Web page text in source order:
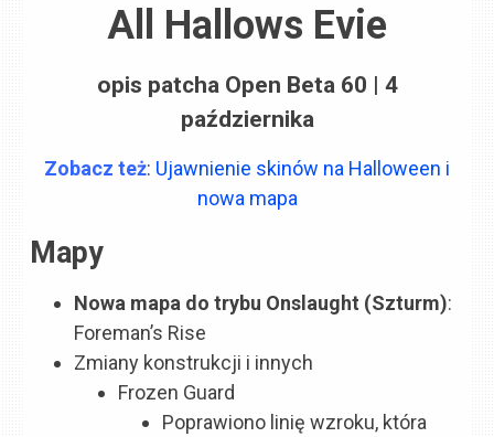
All Hallows Evie
opis patcha Open Beta 60 | 4
października
Zobacz też: Ujawnienie skinów na Halloween i
nowa mapa
Mapy
Nowa mapa do trybu Onslaught (Szturm):
Foreman’s Rise
Zmiany konstrukcji i innych
Frozen Guard
Poprawiono linię wzroku, która